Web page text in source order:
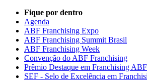
Fique por dentro
Agenda
ABF Franchising Expo
ABF Franchising Summit Brasil
ABF Franchising Week
Convenção do ABF Franchising
Prêmio Destaque em Franchising ABF
SEF - Selo de Excelência em